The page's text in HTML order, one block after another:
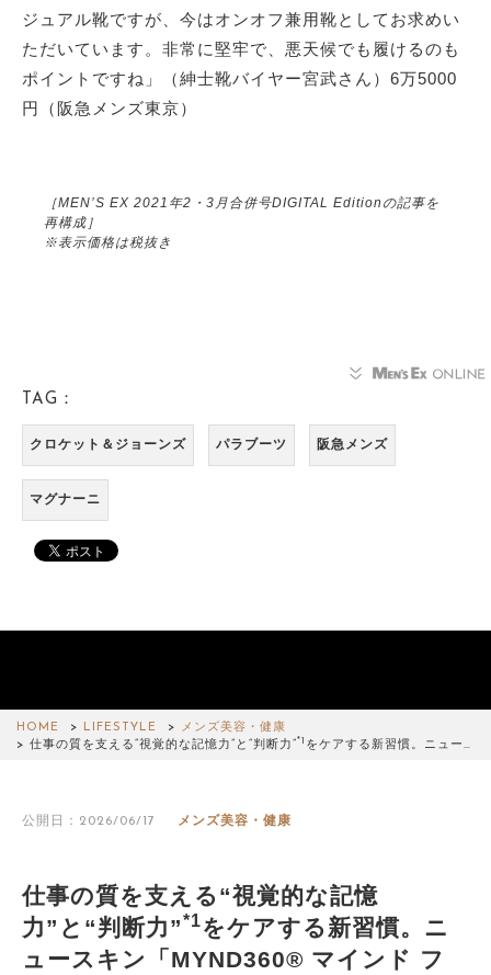
ジュアル靴ですが、今はオンオフ兼用靴としてお求めい
ただいています。非常に堅牢で、悪天候でも履けるのも
ポイントですね」（紳士靴バイヤー宮武さん）6万5000
円（阪急メンズ東京）
［MEN’S EX 2021年2・3月合併号DIGITAL Editionの記事を
再構成］
※表示価格は税抜き
TAG：
クロケット＆ジョーンズ パラブーツ 阪急メンズ
マグナーニ
HOME LIFESTYLE
メンズ美容・健康
仕事の質を支える“視覚的な記憶力”と“判断力”*1 をケアする新習慣。ニュー…
公開日：2026/06/17 メンズ美容・健康
仕事の質を支える“視覚的な記憶
力”と“判断力”*1をケアする新習慣。ニ
ュースキン「MYND360® マインド フ